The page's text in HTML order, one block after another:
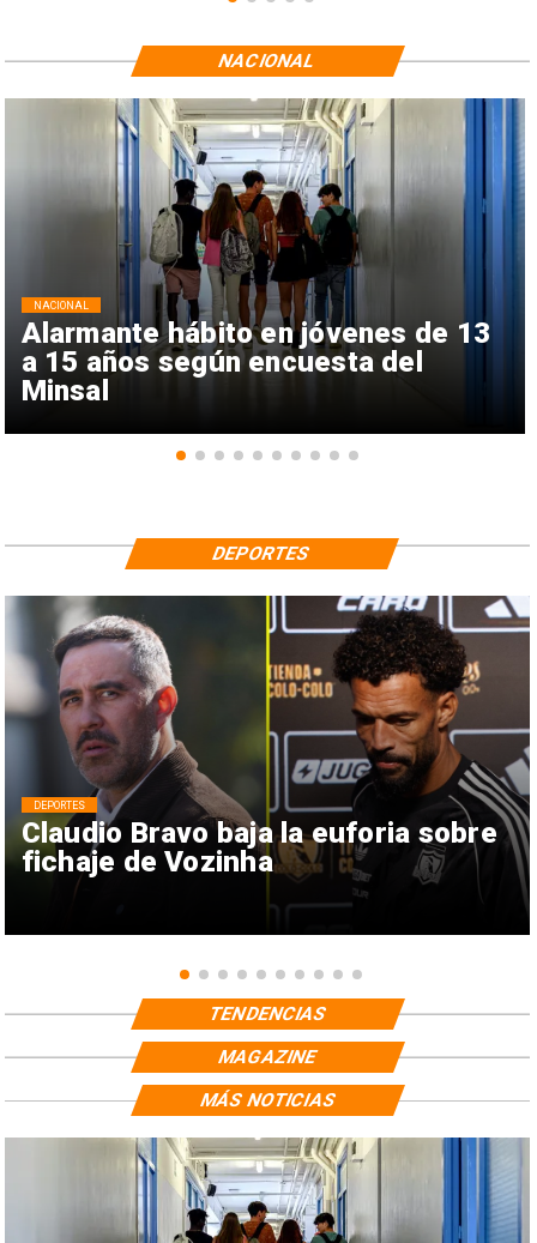
Alarmante hábito en jóvenes de 13
a 15 años según encuesta del
Minsal
NACIONAL
NACIONAL
Claudio Bravo baja la euforia sobre
fichaje de Vozinha
DEPORTES
DEPORTES
TENDENCIAS
MAGAZINE
MÁS NOTICIAS